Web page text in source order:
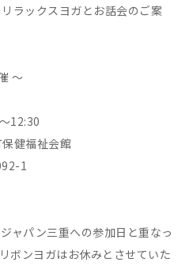
ラックスヨガとお話会のご案
〜
12:30
保健福祉会館
1
ャパン三重への参加日と重なっ
ボンヨガはお休みとさせていた